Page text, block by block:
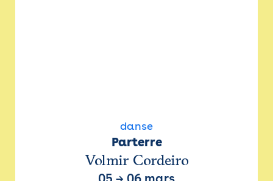
danse
Parterre
Volmir Cordeiro